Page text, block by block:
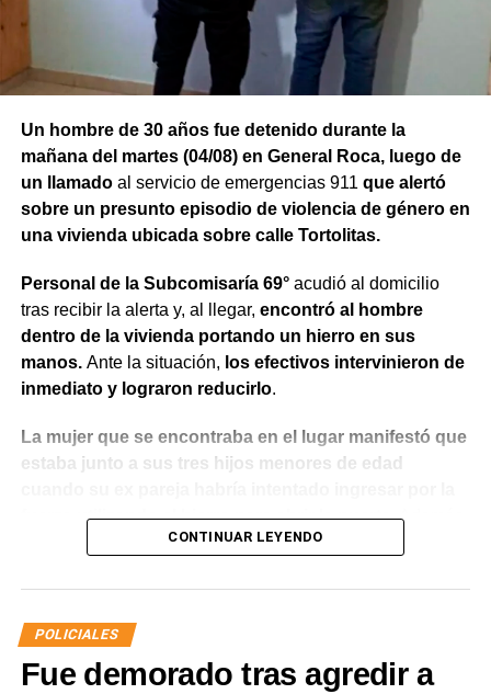
Un hombre de 30 años fue detenido durante la
mañana del martes (04/08) en General Roca, luego de
un llamadoal servicio de emergencias 911 que alertó
sobre un presunto episodio de violencia de género en
una vivienda ubicada sobre calle Tortolitas.
Personal de la Subcomisaría 69°acudió al domicilio
tras recibir la alerta y, al llegar, encontró al hombre
dentro de la vivienda portando un hierro en sus
manos. Ante la situación, los efectivos intervinieron de
inmediato y lograron reducirlo.
La mujer que se encontraba en el lugar manifestó que
estaba junto a sus tres hijos menores de edad
fuerza utilizando el hierro para abrir la puerta.Además,
indicó que meses atrás había radicado una denuncia
de acercamiento vigente, aunque en ese momento no
contaba con la documentación que acreditara la medida
judicial.
CONTINUAR LEYENDO
POLICIALES
Fue demorado tras agredir a